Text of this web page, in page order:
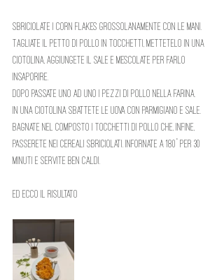
Sbriciolate i Corn Flakes grossolanamente con le mani.
Tagliate il petto di pollo in tocchetti, mettetelo in una
ciotolina, aggiungete il sale e mescolate per farlo
insaporire.
Dopo passate uno ad uno i pezzi di pollo nella farina.
In una ciotolina sbattete le uova con parmigiano e sale.
Bagnate nel composto i tocchetti di pollo che, infine,
passerete nei cereali sbriciolati. Infornate a 180° per 30
minuti e servite ben caldi.
Ed ecco il risultato